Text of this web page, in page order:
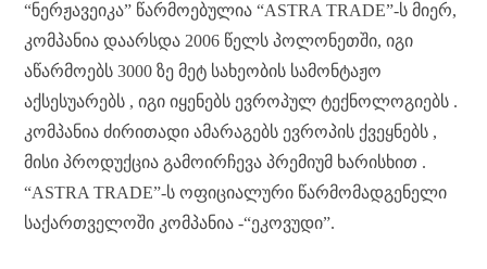
“ნერჟავეიკა” წარმოებულია “ASTRA TRADE”-ს მიერ,
კომპანია დაარსდა 2006 წელს პოლონეთში, იგი
აწარმოებს 3000 ზე მეტ სახეობის სამონტაჟო
აქსესუარებს , იგი იყენებს ევროპულ ტექნოლოგიებს .
კომპანია ძირითადი ამარაგებს ევროპის ქვეყნებს ,
მისი პროდუქცია გამოირჩევა პრემიუმ ხარისხით .
“ASTRA TRADE”-ს ოფიციალური წარმომადგენელი
საქართველოში კომპანია -“ეკოვუდი”.